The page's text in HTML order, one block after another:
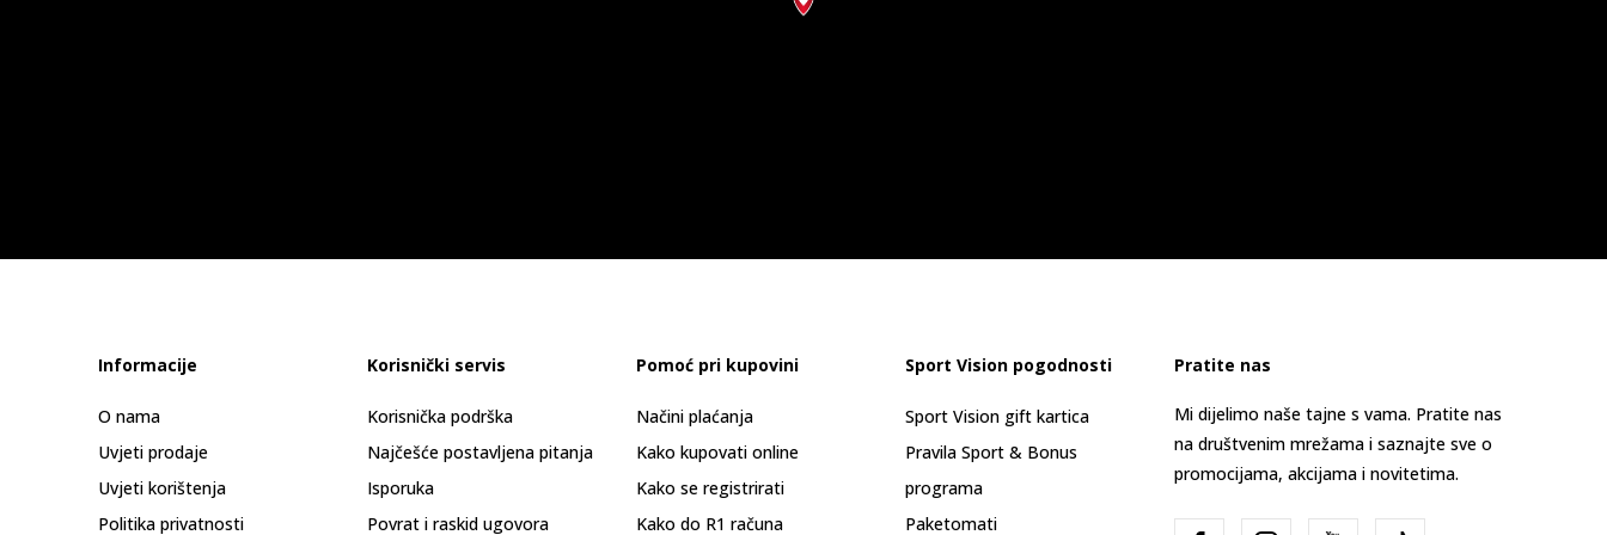
Informacije
O nama
Uvjeti prodaje
Uvjeti korištenja
Politika privatnosti
Korisnički servis
Korisnička podrška
Najčešće postavljena pitanja
Isporuka
Povrat i raskid ugovora
Pomoć pri kupovini
Načini plaćanja
Kako kupovati online
Kako se registrirati
Kako do R1 računa
Sport Vision pogodnosti
Sport Vision gift kartica
Pravila Sport & Bonus
programa
Paketomati
Pratite nas
Mi dijelimo naše tajne s vama. Pratite nas
na društvenim mrežama i saznajte sve o
promocijama, akcijama i novitetima.